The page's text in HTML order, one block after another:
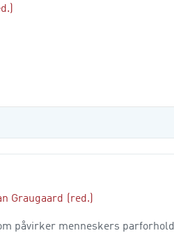
Graugaard (red.)
påvirker menneskers